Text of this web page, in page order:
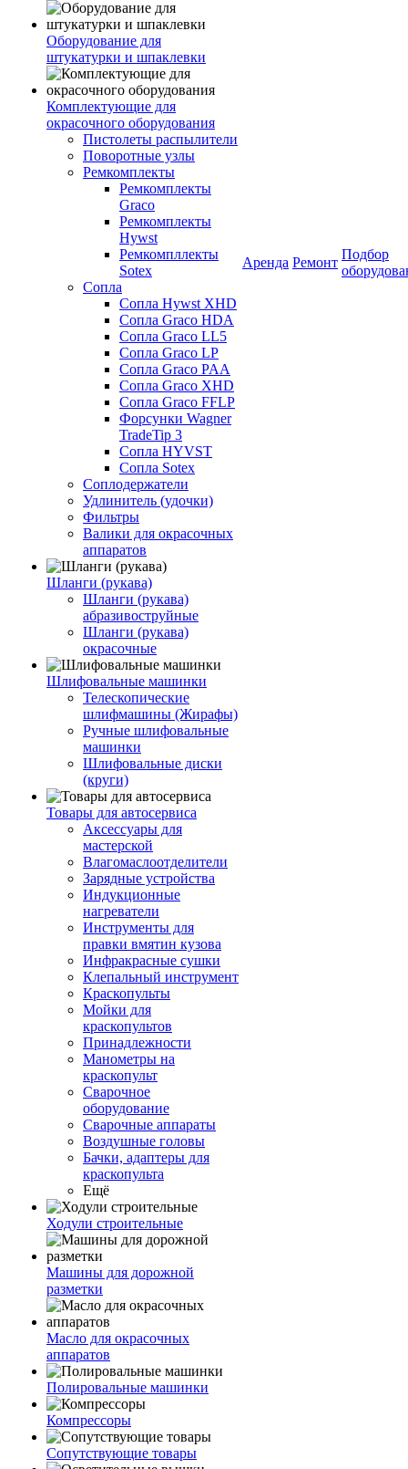
Оборудование для
штукатурки и шпаклевки
Комплектующие для
окрасочного оборудования
Пистолеты распылители
Поворотные узлы
Ремкомплекты
Ремкомплекты
Graco
Ремкомплекты
Hywst
Ремкомпллекты
Sotex
Сопла
Сопла Hywst XHD
Сопла Graco HDA
Сопла Graco LL5
Сопла Graco LP
Сопла Graco PAA
Сопла Graco XHD
Сопла Graco FFLP
Форсунки Wagner
TradeTip 3
Сопла HYVST
Сопла Sotex
Соплодержатели
Удлинитель (удочки)
Фильтры
Валики для окрасочных
аппаратов
Шланги (рукава)
Шланги (рукава)
абразивоструйные
Шланги (рукава)
окрасочные
Шлифовальные машинки
Телескопические
шлифмашины (Жирафы)
Ручные шлифовальные
машинки
Шлифовальные диски
(круги)
Товары для автосервиса
Аксессуары для
мастерской
Влагомаслоотделители
Зарядные устройства
Индукционные
нагреватели
Инструменты для
правки вмятин кузова
Инфракрасные сушки
Клепальный инструмент
Краскопульты
Мойки для
краскопультов
Принадлежности
Манометры на
краскопульт
Сварочное
оборудование
Сварочные аппараты
Воздушные головы
Бачки, адаптеры для
краскопульта
Ещё
Ходули строительные
Машины для дорожной
разметки
Масло для окрасочных
аппаратов
Полировальные машинки
Компрессоры
Сопутствующие товары
Аренда Ремонт
Подбор